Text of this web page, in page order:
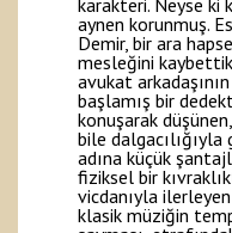
karakteri. Neyse ki
aynen korunmuş.
Demir, bir ara
mesleğini
avukat
başlamış bir
konuşarak
bile
adına küçük
fiziksel bir
vicdanıyla
klasik müziğin